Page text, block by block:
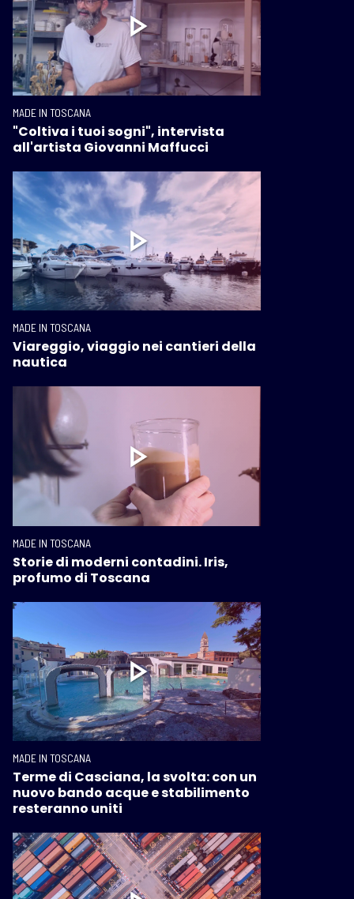
MADE IN TOSCANA
"Coltiva i tuoi sogni", intervista
all'artista Giovanni Maffucci
MADE IN TOSCANA
Viareggio, viaggio nei cantieri della
nautica
MADE IN TOSCANA
Storie di moderni contadini. Iris,
profumo di Toscana
MADE IN TOSCANA
Terme di Casciana, la svolta: con un
nuovo bando acque e stabilimento
resteranno uniti